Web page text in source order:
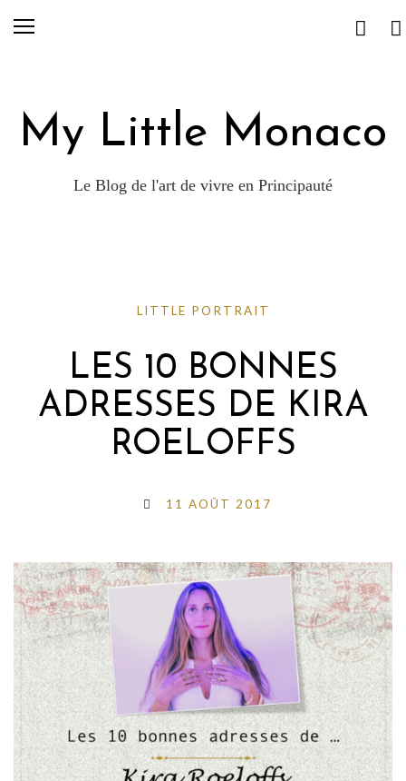
My Little Monaco
Le Blog de l'art de vivre en Principauté
LITTLE PORTRAIT
LES 10 BONNES
ADRESSES DE KIRA
ROELOFFS
11 AOÛT 2017